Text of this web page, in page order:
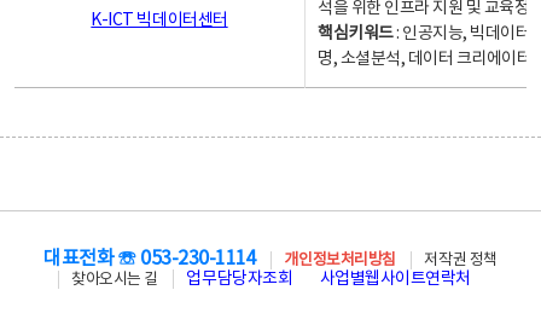
K-ICT 빅데이터센터
석을 위한 인프라 지원 및 교육정
핵심키워드: 인공지능, 빅데이터,
명, 소셜분석, 데이터 크리에이터
대표전화 ☏ 053-230-1114 개인정보처리방침
저작권 정책
찾아오시는 길
업무담당자조회 사업별웹사이트연락처